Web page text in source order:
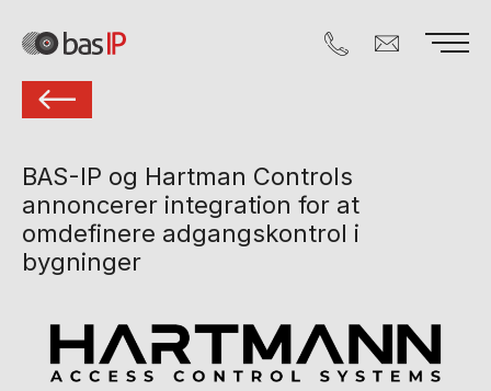
BAS-IP og Hartman Controls
annoncerer integration for at
omdefinere adgangskontrol i
bygninger